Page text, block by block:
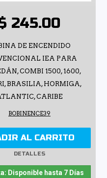
245.00
DE ENCENDIDO
IEA PARA
COMBI 1500, 1600,
BRASILIA, HORMIGA,
CARIBE
BOBINENCE39
AL CARRITO
DETALLES
Disponible hasta 7 Días